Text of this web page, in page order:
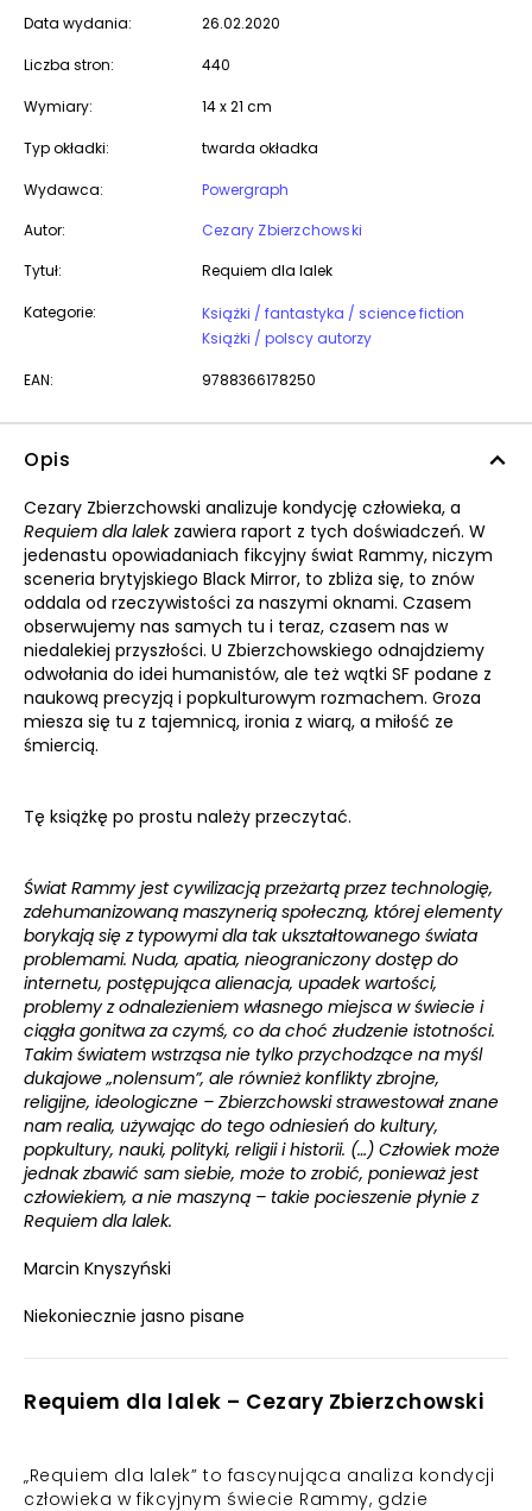
Data wydania: 26.02.2020
Liczba stron: 440
Wymiary: 14 x 21 cm
Typ okładki: twarda okładka
Wydawca:
Powergraph
Autor:
Cezary Zbierzchowski
Tytuł:
Requiem dla lalek
Kategorie:
Książki / fantastyka / science fiction
Książki / polscy autorzy
EAN: 9788366178250
Opis
Cezary Zbierzchowski analizuje kondycję człowieka, a
Requiem dla lalekzawiera raport z tych doświadczeń. W
jedenastu opowiadaniach fikcyjny świat Rammy, niczym
sceneria brytyjskiego Black Mirror, to zbliża się, to znów
oddala od rzeczywistości za naszymi oknami. Czasem
obserwujemy nas samych tu i teraz, czasem nas w
niedalekiej przyszłości. U Zbierzchowskiego odnajdziemy
odwołania do idei humanistów, ale też wątki SF podane z
naukową precyzją i popkulturowym rozmachem. Groza
miesza się tu z tajemnicą, ironia z wiarą, a miłość ze
śmiercią.
Tę książkę po prostu należy przeczytać.
Świat Rammy jest cywilizacją przeżartą przez technologię,
zdehumanizowaną maszynerią społeczną, której elementy
borykają się z typowymi dla tak ukształtowanego świata
problemami. Nuda, apatia, nieograniczony dostęp do
internetu, postępująca alienacja, upadek wartości,
problemy z odnalezieniem własnego miejsca w świecie i
ciągła gonitwa za czymś, co da choć złudzenie istotności.
Takim światem wstrząsa nie tylko przychodzące na myśl
dukajowe „nolensum”, ale również konflikty zbrojne,
religijne, ideologiczne – Zbierzchowski strawestował znane
nam realia, używając do tego odniesień do kultury,
popkultury, nauki, polityki, religii i historii. (…) Człowiek może
jednak zbawić sam siebie, może to zrobić, ponieważ jest
człowiekiem, a nie maszyną – takie pocieszenie płynie z
Requiem dla lalek.
Marcin Knyszyński
Niekoniecznie jasno pisane
Requiem dla lalek – Cezary Zbierzchowski
„Requiem dla lalek” to fascynująca analiza kondycji
człowieka w fikcyjnym świecie Rammy, gdzie